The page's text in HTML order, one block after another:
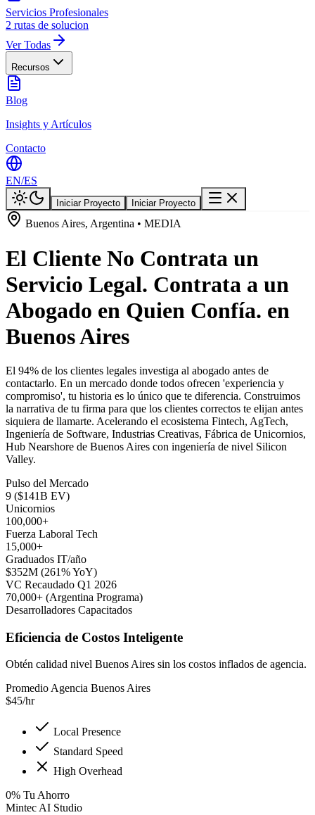
Servicios Profesionales
2 rutas de solucion
Ver Todas
Recursos
Blog
Insights y Artículos
Contacto
EN/ES
Iniciar Proyecto Iniciar Proyecto
Buenos Aires, Argentina • MEDIA
El Cliente No Contrata un
Servicio Legal. Contrata a un
Abogado en Quien Confía. en
Buenos Aires
El 94% de los clientes legales investiga al abogado antes de
contactarlo. En un mercado donde todos ofrecen 'experiencia y
compromiso', tu historia es lo único que te diferencia. Construimos
la narrativa de tu firma para que los clientes correctos te elijan antes
siquiera de llamarte. Acelerando el ecosistema Fintech, AgTech,
Ingeniería de Software, Industrias Creativas, Fábrica de Unicornios,
Hub Nearshore de Buenos Aires con ingeniería de nivel Silicon
Valley.
Pulso del Mercado
9 ($141B EV)
Unicornios
100,000+
Fuerza Laboral Tech
15,000+
Graduados IT/año
$352M (261% YoY)
VC Recaudado Q1 2026
70,000+ (Argentina Programa)
Desarrolladores Capacitados
Eficiencia de Costos Inteligente
Obtén calidad nivel Buenos Aires sin los costos inflados de agencia.
Promedio Agencia Buenos Aires
$45/hr
Local Presence
Standard Speed
High Overhead
0% Tu Ahorro
Mintec AI Studio